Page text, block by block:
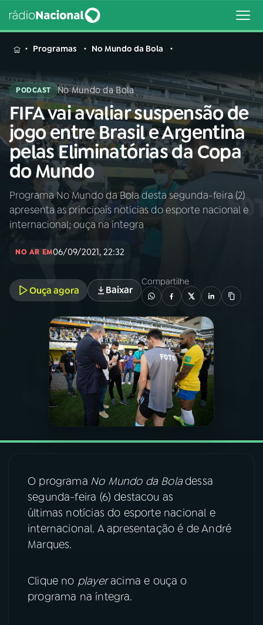
MENU
Buscar
na
Rádio
Nacional
Buscar
AO VIVO
01INÍCIO
02A RÁDIO
03PROGRAMAÇÃO
PROGRAMAS
PODCASTS
VIDEOCASTS
07ÚLTIMAS
08FESTIVAL DE MÚSICA
ACOMPANHE A RÁDIO NACIONAL
YouTube
Instagram X
Programas No Mundo da Bola
PODCAST No Mundo da Bola
FIFA vai avaliar suspensão de
jogo entre Brasil e Argentina
pelas Eliminatórias da Copa
do Mundo
Programa No Mundo da Bola desta segunda-feira (2)
apresenta as principais notícias do esporte nacional e
internacional; ouça na íntegra
NO AR EM06/09/2021, 22:32
Ouça agora Baixar
Compartilhe
O programa No Mundo da Boladessa
segunda-feira (6) destacou as
últimas notícias do esporte nacional e
internacional. A apresentação é de André
Marques.
Clique no playeracima e ouça o
programa na íntegra.